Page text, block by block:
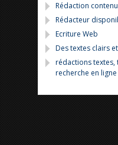
Rédaction
Rédacteur
Ecriture Web
Des textes clairs
rédactions textes,
recherche en ligne